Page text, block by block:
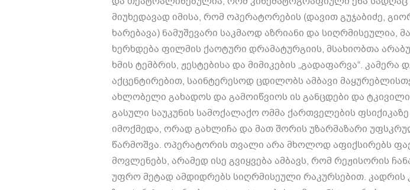
მიუხედავად იმისა, რომ ოპერატორების (დავით გუჯაბიძე,
ხარებავა) ნამუშევარი საკმაოდ აზრიანი და სიღრმისეულია,
ხერხდება ფილმის ქაოტური დრამატურგიის, მსახიობთა
ხმის ტემბრის, ჟესტებისა და მიმიკების „გადაფარვა“. კამერა
აქცენტირებით, საინტერესოდ ცდილობს ამბავი
ახლობელი გახადოს და გამოიწვიოს ის განცდები და ტკივილი
გასული საუკუნის სამოქალაქო ომმა ქართველების ფსიქიკაზე
იმოქმედა, ორად გახლიჩა და მათ შორის უზარმაზარი
წარმოშვა. ოპერატორის თვალი არა მხოლოდ აფიქსირებს
მოვლენებს, არამედ ისე გვიყვება ამბავს, რომ რეჟისორის
უფრო მეტად ამდიდრებს სიღრმისეული რაკურსებით. კადრის